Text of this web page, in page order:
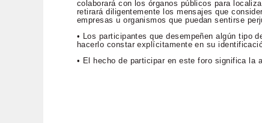
colaborará con los órganos públicos para
retirará diligentemente los mensajes que
empresas u organismos que puedan sentirse
• Los participantes que desempeñen algún tipo
hacerlo constar explícitamente en su
• El hecho de participar en este foro significa la